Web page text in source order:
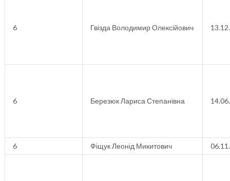
6 Гвізда Володимир Олексійович
6 Березюк Лариса Степанівна
6 Фіщук Леонід Микитович